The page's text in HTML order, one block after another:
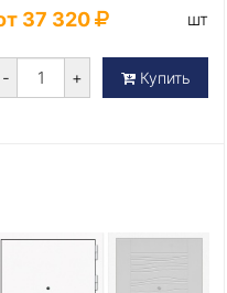
37 320 шт
- + Купить